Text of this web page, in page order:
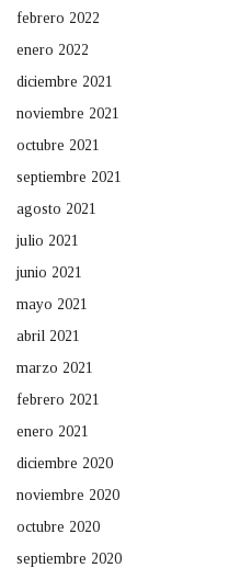
febrero 2022
enero 2022
diciembre 2021
noviembre 2021
octubre 2021
septiembre 2021
agosto 2021
julio 2021
junio 2021
mayo 2021
abril 2021
marzo 2021
febrero 2021
enero 2021
diciembre 2020
noviembre 2020
octubre 2020
septiembre 2020